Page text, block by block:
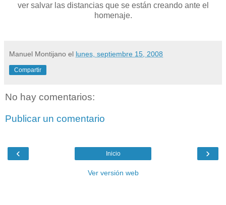
ver salvar las distancias que se están creando ante el
homenaje.
Manuel Montijano el lunes, septiembre 15, 2008
Compartir
No hay comentarios:
Publicar un comentario
‹ ›
Inicio
Ver versión web